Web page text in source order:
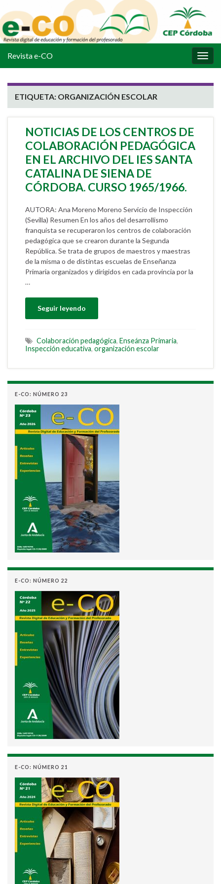
la
Revista e-CO
ETIQUETA: ORGANIZACIÓN ESCOLAR
NOTICIAS DE LOS CENTROS DE
COLABORACIÓN PEDAGÓGICA
EN EL ARCHIVO DEL IES SANTA
CATALINA DE SIENA DE
CÓRDOBA. CURSO 1965/1966.
AUTORA: Ana Moreno Moreno Servicio de Inspección
(Sevilla) Resumen En los años del desarrollismo
franquista se recuperaron los centros de colaboración
pedagógica que se crearon durante la Segunda
República. Se trata de grupos de maestros y maestras
de la misma o de distintas escuelas de Enseñanza
Primaria organizados y dirigidos en cada provincia por la
…
Seguir leyendo
Colaboración pedagógica, Enseánza Primaria,
Inspección educativa, organización escolar
E-CO: NÚMERO 23
E-CO: NÚMERO 22
E-CO: NÚMERO 21